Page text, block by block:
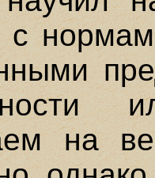
с
на